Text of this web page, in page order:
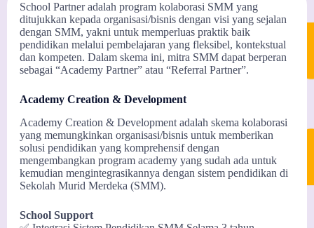
School Partner adalah program kolaborasi SMM yang
ditujukkan kepada organisasi/bisnis dengan visi yang sejalan
dengan SMM, yakni untuk memperluas praktik baik
pendidikan melalui pembelajaran yang fleksibel, kontekstual
dan kompeten. Dalam skema ini, mitra SMM dapat berperan
sebagai “Academy Partner” atau “Referral Partner”.
Academy Creation & Development
Academy Creation & Development adalah skema kolaborasi
yang memungkinkan organisasi/bisnis untuk memberikan
solusi pendidikan yang komprehensif dengan
mengembangkan program academy yang sudah ada untuk
kemudian mengintegrasikannya dengan sistem pendidikan di
Sekolah Murid Merdeka (SMM).
School Support